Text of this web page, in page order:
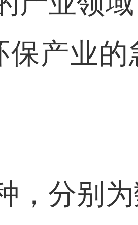
产业的
分别为